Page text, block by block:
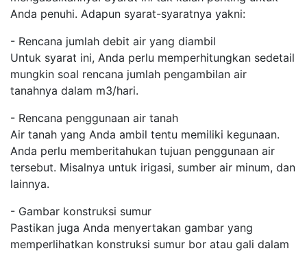
Anda penuhi. Adapun syarat-syaratnya yakni:
- Rencana jumlah debit air yang diambil
Untuk syarat ini, Anda perlu memperhitungkan sedetail
mungkin soal rencana jumlah pengambilan air
tanahnya dalam m3/hari.
- Rencana penggunaan air tanah
Air tanah yang Anda ambil tentu memiliki kegunaan.
Anda perlu memberitahukan tujuan penggunaan air
tersebut. Misalnya untuk irigasi, sumber air minum, dan
lainnya.
- Gambar konstruksi sumur
Pastikan juga Anda menyertakan gambar yang
memperlihatkan konstruksi sumur bor atau gali dalam